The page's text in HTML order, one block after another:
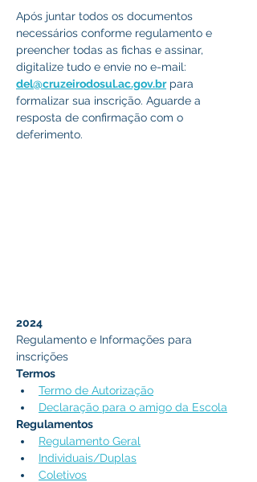
Após juntar todos os documentos
necessários conforme regulamento e
preencher todas as fichas e assinar,
digitalize tudo e envie no e-mail:
del@cruzeirodosul.ac.gov.br para
formalizar sua inscrição. Aguarde a
resposta de confirmação com o
deferimento.
2024
Regulamento e Informações para
inscrições
Termos
Termo de Autorização
Declaração para o amigo da Escola
Regulamentos
Regulamento Geral
Individuais/Duplas
Coletivos